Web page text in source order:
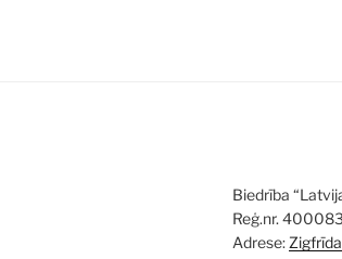
Biedrība
Reģ.nr.
Adrese: